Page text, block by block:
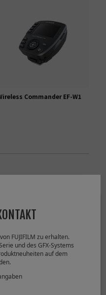
Commander EF-W1
belt GB-001
FUJIFILM zu erhalten.
und des GFX-Systems
auf dem